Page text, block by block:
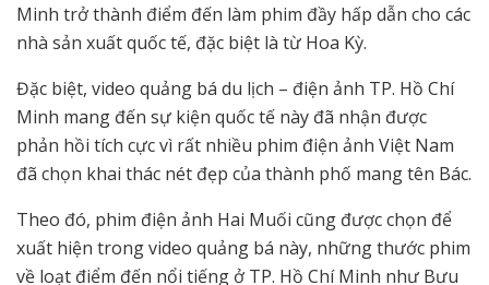
Minh trở thành điểm đến làm phim đầy hấp dẫn cho các
nhà sản xuất quốc tế, đặc biệt là từ Hoa Kỳ.
Đặc biệt, video quảng bá du lịch – điện ảnh TP. Hồ Chí
Minh mang đến sự kiện quốc tế này đã nhận được
phản hồi tích cực vì rất nhiều phim điện ảnh Việt Nam
đã chọn khai thác nét đẹp của thành phố mang tên Bác.
Theo đó, phim điện ảnh Hai Muối cũng được chọn để
xuất hiện trong video quảng bá này, những thước phim
về loạt điểm đến nổi tiếng ở TP. Hồ Chí Minh như Bưu